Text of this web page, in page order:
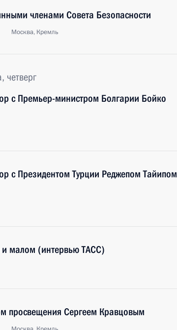
членами Совета Безопасности
Москва, Кремль
четверг
с Премьер-министром Болгарии Бойко
с Президентом Турции Реджепом Тайипом
малом (интервью ТАСС)
просвещения Сергеем Кравцовым